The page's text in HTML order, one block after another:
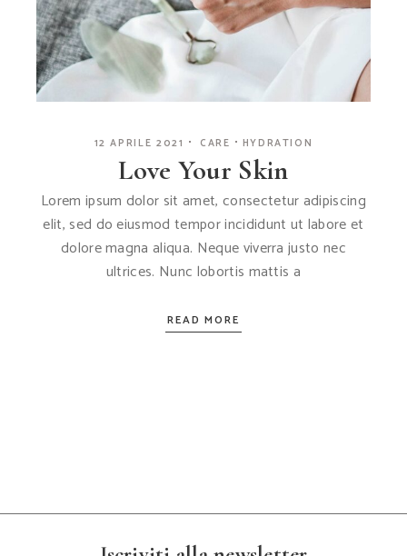
12 APRILE 2021 CARE HYDRATION
Love Your Skin
Lorem ipsum dolor sit amet, consectetur adipiscing
elit, sed do eiusmod tempor incididunt ut labore et
dolore magna aliqua. Neque viverra justo nec
ultrices. Nunc lobortis mattis a
READ MORE